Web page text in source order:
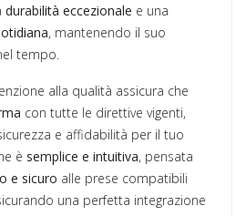
durabilità eccezionale e una
, mantenendo il suo
tempo.
alla qualità assicura che
con tutte le direttive vigenti,
e affidabilità per il tuo
è semplice e intuitiva, pensata
e sicuro alle prese compatibili
una perfetta integrazione